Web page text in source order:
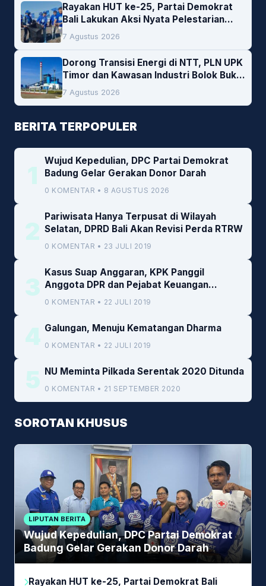
Rayakan HUT ke-25, Partai Demokrat
Bali Lakukan Aksi Nyata Pelestarian
Lingkungan
7 Agustus 2026
Dorong Transisi Energi di NTT, PLN UPK
Timor dan Kawasan Industri Bolok Buka
Peluang Investasi Woodchip untuk
Cofiring PLTU Bolok
7 Agustus 2026
BERITA TERPOPULER
1
Wujud Kepedulian, DPC Partai Demokrat
Badung Gelar Gerakan Donor Darah
0 KOMENTAR • 8 AGUSTUS 2026
2
Pariwisata Hanya Terpusat di Wilayah
Selatan, DPRD Bali Akan Revisi Perda RTRW
0 KOMENTAR • 23 JULI 2019
3
Kasus Suap Anggaran, KPK Panggil
Anggota DPR dan Pejabat Keuangan
Kemenkeu
0 KOMENTAR • 22 JULI 2019
4 Galungan, Menuju Kematangan Dharma
0 KOMENTAR • 22 JULI 2019
5 NU Meminta Pilkada Serentak 2020 Ditunda
0 KOMENTAR • 21 SEPTEMBER 2020
SOROTAN KHUSUS
LIPUTAN BERITA
Wujud Kepedulian, DPC Partai Demokrat
Badung Gelar Gerakan Donor Darah
Rayakan HUT ke-25, Partai Demokrat Bali